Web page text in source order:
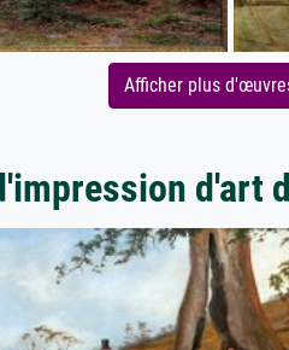
Afficher plus
d'art